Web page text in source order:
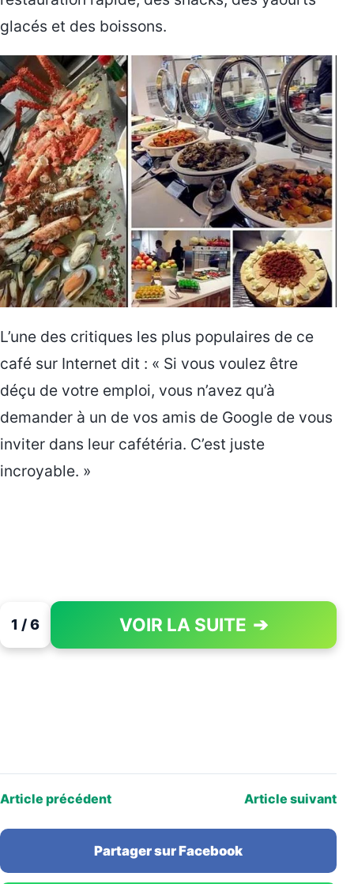
glacés et des boissons.
L’une des critiques les plus populaires de ce
café sur Internet dit : « Si vous voulez être
déçu de votre emploi, vous n’avez qu’à
demander à un de vos amis de Google de vous
inviter dans leur cafétéria. C’est juste
incroyable. »
1 / 6 VOIR LA SUITE ➔
PAGE 1 OF 6
Article précédent Article suivant
Partager sur Facebook